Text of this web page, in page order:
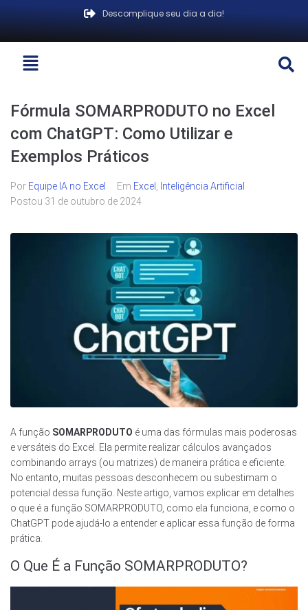
Descomplique seu dia a dia!
Fórmula SOMARPRODUTO no Excel
com ChatGPT: Como Utilizar e
Exemplos Práticos
Por Equipe IA no Excel Em Excel , Inteligência Artificial
Postou 31 de outubro de 2024
A função SOMARPRODUTO é uma das fórmulas mais poderosas
e versáteis do Excel. Ela permite realizar cálculos avançados
combinando arrays (ou matrizes) de maneira prática e eficiente.
No entanto, muitas pessoas desconhecem ou subestimam o
potencial dessa função. Neste artigo, vamos explicar em detalhes
o que é a função SOMARPRODUTO, como ela funciona, e como o
ChatGPT pode ajudá-lo a entender e aplicar essa função de forma
prática.
O Que É a Função SOMARPRODUTO?